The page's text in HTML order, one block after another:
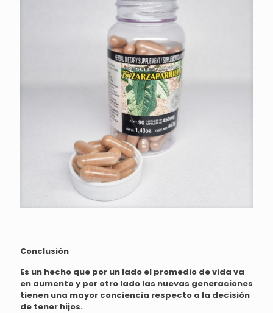
Conclusión
Es un hecho que por un lado el promedio de vida va
en aumento y por otro lado las nuevas generaciones
tienen una mayor conciencia respecto a la decisión
de tener hijos.